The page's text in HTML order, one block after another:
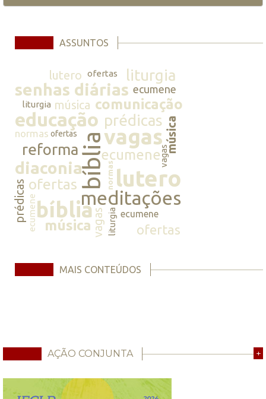
ASSUNTOS
lutero ofertas liturgia
senhas diárias ecumene
liturgia música comunicação
educação prédicasmúsica
normas ofertasbíbliavagas
reforma
diaconia
ecumenevagas
prédicas ofertas normaslutero
meditações
ecumenebíblia
músicavagasliturgia ecumene
ofertas
MAIS CONTEÚDOS
AÇÃO CONJUNTA +